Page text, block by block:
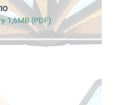
1,6MB (PDF)